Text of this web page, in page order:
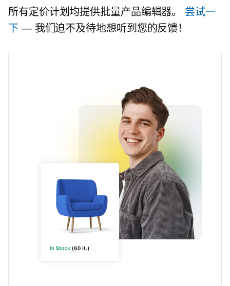
所有定价计划均提供批量产品编辑器。 尝试一
下 — 我们迫不及待地想听到您的反馈！